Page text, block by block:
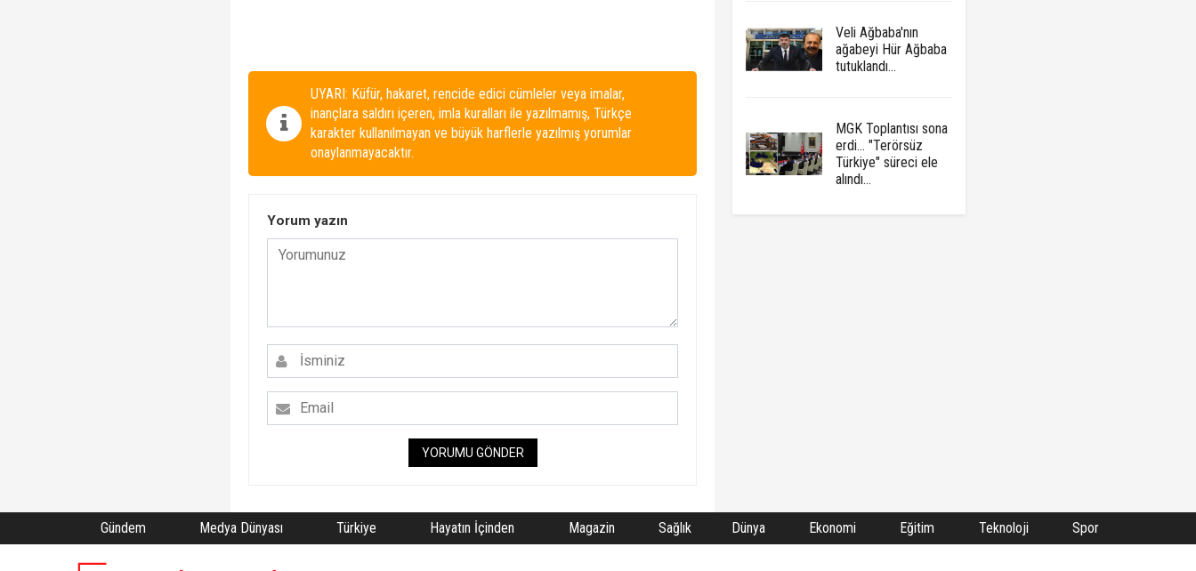
UYARI: Küfür, hakaret, rencide edici cümleler veya imalar,
inançlara saldırı içeren, imla kuralları ile yazılmamış, Türkçe
karakter kullanılmayan ve büyük harflerle yazılmış yorumlar
onaylanmayacaktır.
Yorum yazın
YORUMU GÖNDER
Veli Ağbaba'nın
ağabeyi Hür Ağbaba
tutuklandı...
MGK Toplantısı sona
erdi... "Terörsüz
Türkiye" süreci ele
alındı...
Gündem Medya Dünyası Türkiye Hayatın İçinden Magazin Sağlık Dünya Ekonomi Eğitim Teknoloji Spor